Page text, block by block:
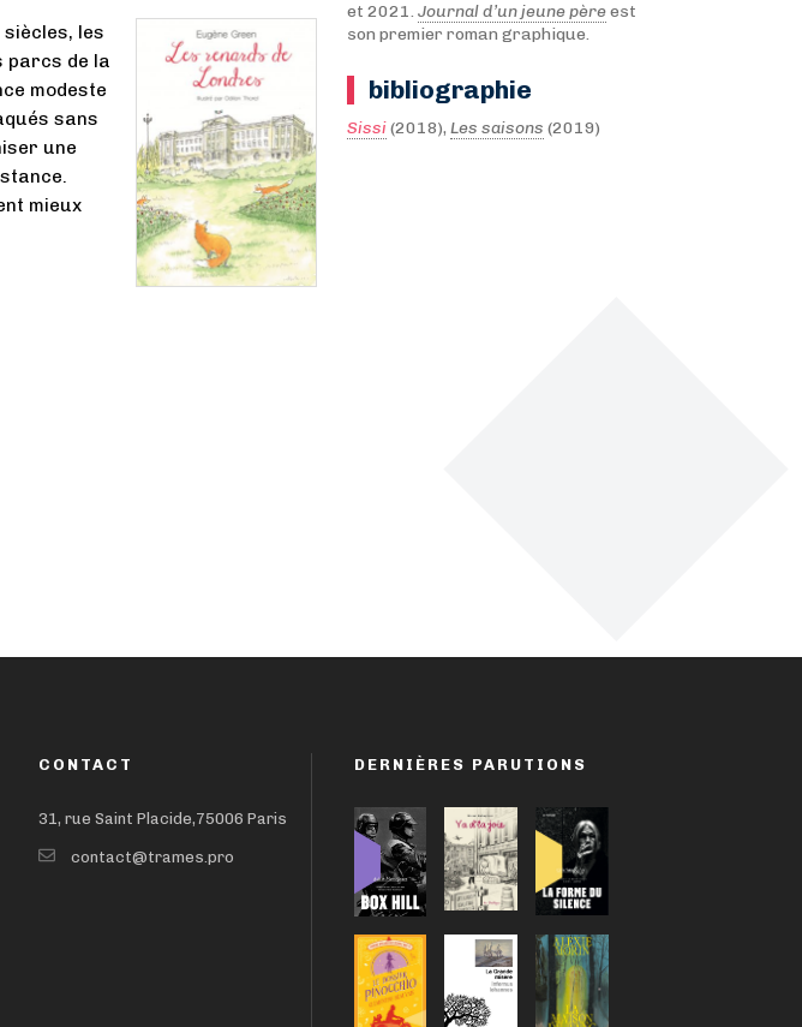
les
parcs de la
modeste
sans
une
mieux
et 2021. Journal d’un jeune père est
son premier roman graphique.
bibliographie
Sissi(2018), Les saisons (2019)
CONTACT
31, rue Saint Placide,75006 Paris
contact@trames.pro
DERNIÈRES PARUTIONS